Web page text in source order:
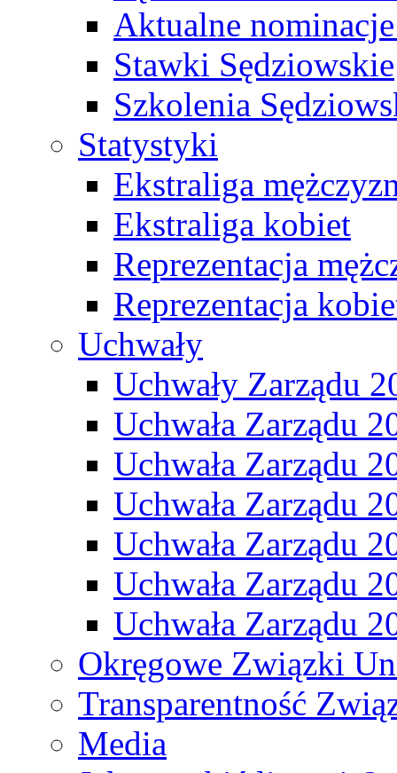
Aktualne
Stawki Sędziowskie
Szkolenia
Statystyki
Ekstraliga
Ekstraliga kobiet
Reprezentacja
Reprezentacja
Uchwały
Uchwały Zarządu
Uchwała Zarządu
Uchwała Zarządu
Uchwała Zarządu
Uchwała Zarządu
Uchwała Zarządu
Uchwała Zarządu
Okręgowe Związki
Transparentność
Media